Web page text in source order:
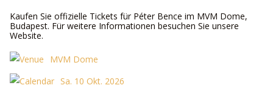
Kaufen Sie offizielle Tickets für Péter Bence im MVM Dome,
Budapest. Für weitere Informationen besuchen Sie unsere
Website.
MVM Dome
Sa. 10 Okt. 2026